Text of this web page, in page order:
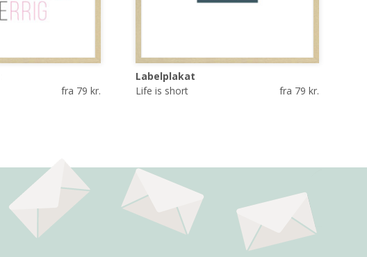
fra 79 kr.
Labelplakat
Life is short
fra 79 kr.